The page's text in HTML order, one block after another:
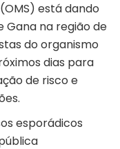
está dando
Gana na região de
do organismo
dias para
de risco e
esporádicos